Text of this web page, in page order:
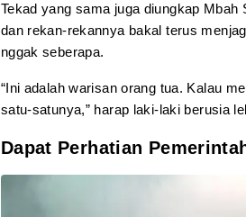
Tekad yang sama juga diungkap
dan rekan-rekannya bakal terus
nggak seberapa.
“Ini adalah warisan orang tua. Kalau
satu-satunya,” harap laki-laki berusia
Dapat Perhatian